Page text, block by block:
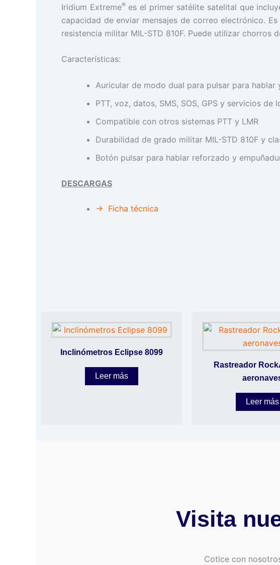
Iridium Extreme®es el primer satélite satelital que
capacidad de enviar mensajes de correo electrónico.
resistencia militar MIL-STD 810F. Puede utilizar chorros
Características:
Auricular de modo dual para pulsar para hablar
PTT, voz, datos, SMS, SOS, GPS y servicios de
Compatible con otros sistemas PTT y LMR
Durabilidad de grado militar MIL-STD 810F y
Botón pulsar para hablar reforzado y
DESCARGAS
→ Ficha técnica
Inclinómetros Eclipse 8099
Leer más
Rastreador
Leer más
Visita
Cotice con